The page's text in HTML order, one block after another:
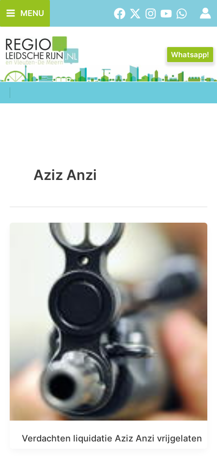
naar
de
inhoud
MENU
Whatsapp!
Aziz Anzi
Verdachten liquidatie Aziz Anzi vrijgelaten